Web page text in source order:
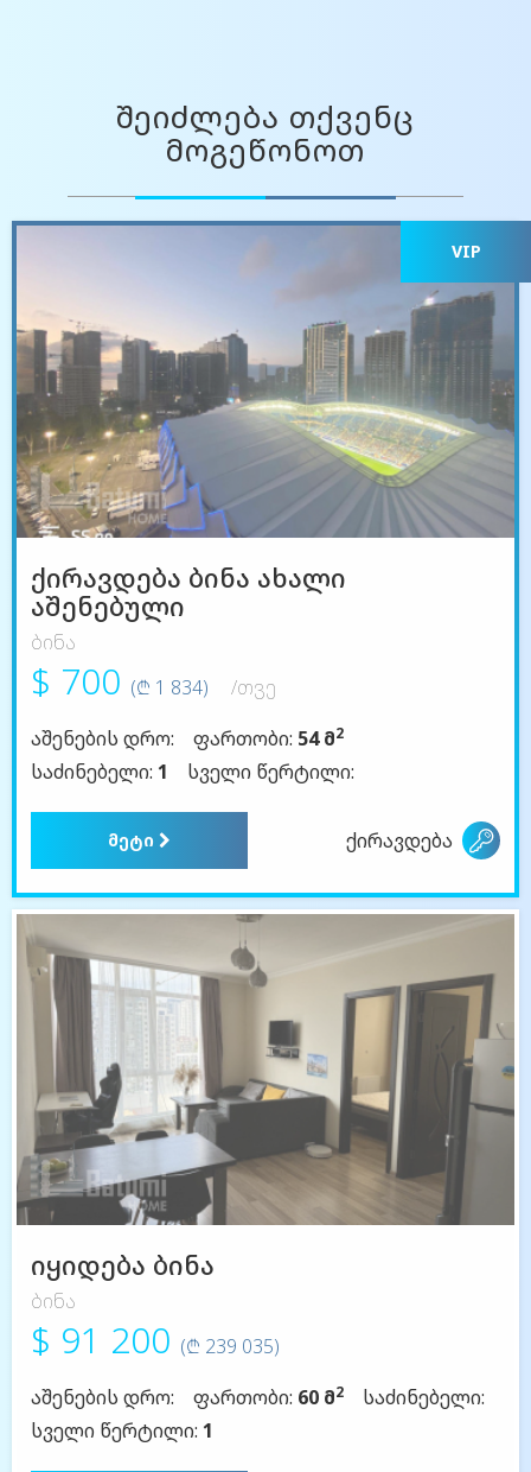
შეიძლება თქვენც
მოგეწონოთ
VIP
ქირავდება ბინა ახალი
აშენებული
ბინა
$ 700 (₾ 1 834)
/თვე
აშენების დრო:
ფართობი: 54 მ2
საძინებელი: 1 სველი წერტილი:
მეტი ქირავდება
იყიდება ბინა
ბინა
$ 91 200 (₾ 239 035)
აშენების დრო:
ფართობი: 60 მ2
საძინებელი:
სველი წერტილი: 1